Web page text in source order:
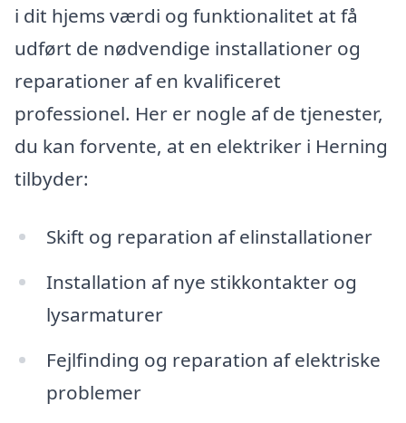
i dit hjems værdi og funktionalitet at få
udført de nødvendige installationer og
reparationer af en kvalificeret
professionel. Her er nogle af de tjenester,
du kan forvente, at en elektriker i Herning
tilbyder:
Skift og reparation af elinstallationer
Installation af nye stikkontakter og
lysarmaturer
Fejlfinding og reparation af elektriske
problemer